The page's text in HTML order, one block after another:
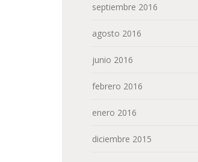
septiembre 2016
agosto 2016
junio 2016
febrero 2016
enero 2016
diciembre 2015